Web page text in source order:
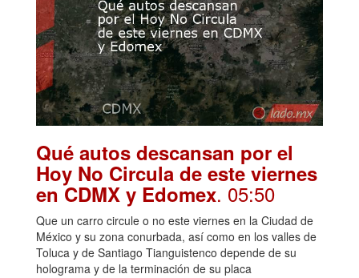
Qué autos descansan por el
Hoy No Circula de este viernes
en CDMX y Edomex. 05:50
Que un carro circule o no este viernes en la Ciudad de
México y su zona conurbada, así como en los valles de
Toluca y de Santiago Tianguistenco depende de su
holograma y de la terminación de su placa